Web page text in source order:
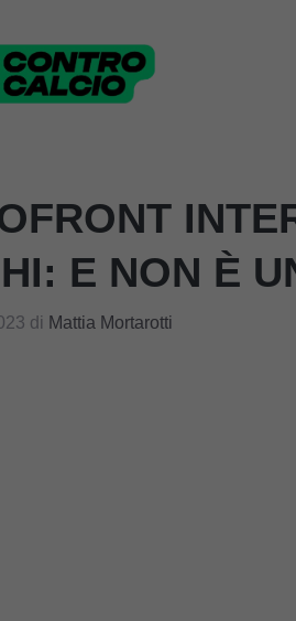
E NON È
di Mattia Mortarotti